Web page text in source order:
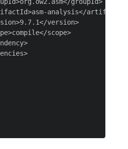
analysis</
version>
scope>